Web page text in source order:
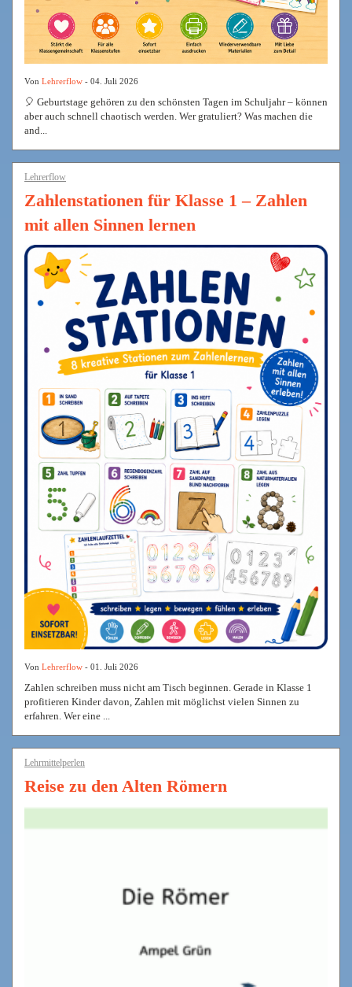
Von Lehrerflow - 04. Juli 2026
🎈 Geburtstage gehören zu den schönsten Tagen im Schuljahr – können
aber auch schnell chaotisch werden. Wer gratuliert? Was machen die
and...
Lehrerflow
Zahlenstationen für Klasse 1 – Zahlen
mit allen Sinnen lernen
Von Lehrerflow - 01. Juli 2026
Zahlen schreiben muss nicht am Tisch beginnen. Gerade in Klasse 1
profitieren Kinder davon, Zahlen mit möglichst vielen Sinnen zu
erfahren. Wer eine ...
Lehrmittelperlen
Reise zu den Alten Römern